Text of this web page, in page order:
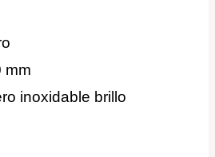
mm
inoxidable brillo